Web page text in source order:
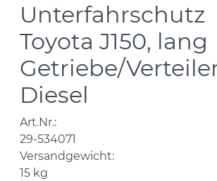
Unterfahrschutz
Toyota J150, lang
Getriebe/
Diesel
Art.Nr.:
29-534071
Versandgewicht:
15 kg